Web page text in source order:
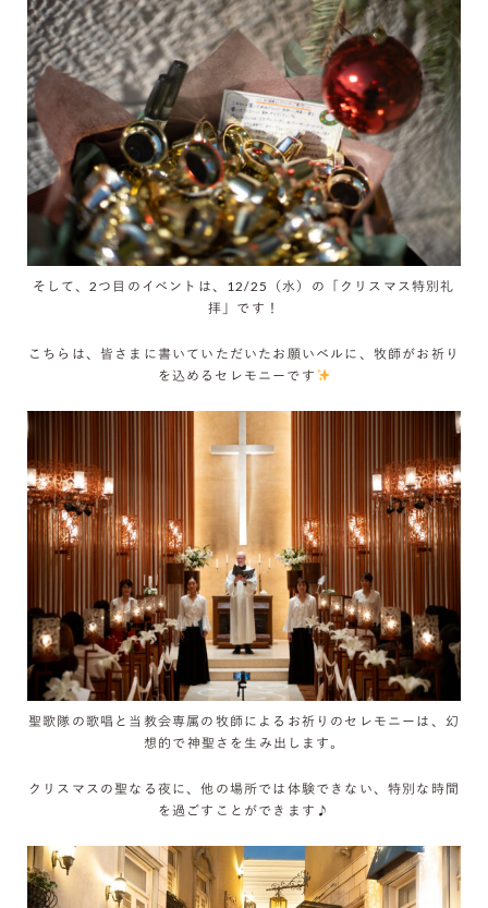
そして、2つ目のイベントは、12/25（水）の「クリスマス特別礼
拝」です！
こちらは、皆さまに書いていただいたお願いベルに、牧師がお祈り
を込めるセレモニーです
聖歌隊の歌唱と当教会専属の牧師によるお祈りのセレモニーは、幻
想的で神聖さを生み出します。
クリスマスの聖なる夜に、他の場所では体験できない、特別な時間
を過ごすことができます♪